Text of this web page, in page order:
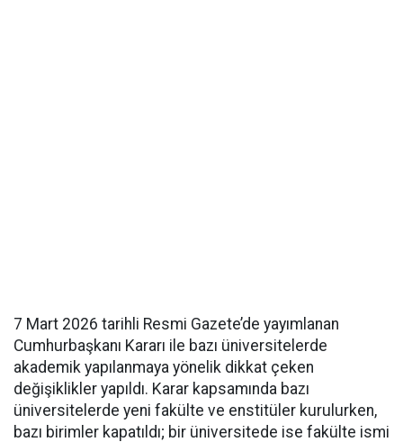
7 Mart 2026 tarihli Resmi Gazete’de yayımlanan
Cumhurbaşkanı Kararı ile bazı üniversitelerde
akademik yapılanmaya yönelik dikkat çeken
değişiklikler yapıldı. Karar kapsamında bazı
üniversitelerde yeni fakülte ve enstitüler kurulurken,
bazı birimler kapatıldı; bir üniversitede ise fakülte ismi